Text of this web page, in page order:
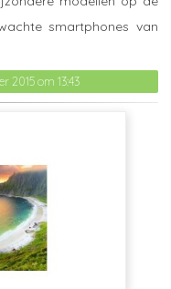
2015 om 13:43
smartphones van